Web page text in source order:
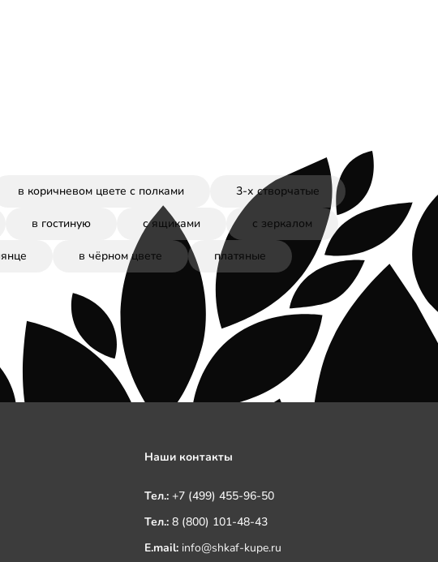
в коричневом цвете с полками 3-х створчатые
в гостиную с ящиками с зеркалом
в чёрном цвете платяные
Наши контакты
Тел.: +7 (499) 455-96-50
Тел.: 8 (800) 101-48-43
E.mail: info@shkaf-kupe.ru